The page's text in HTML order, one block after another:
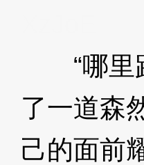
“哪里跑
了一道森
己的面前